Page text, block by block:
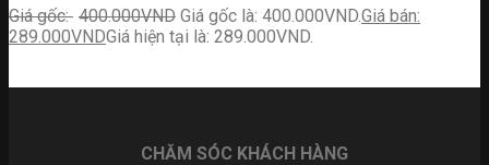
400.000VND Giá gốc là: 400.000VND.
289.000VNDGiá hiện tại là: 289.000VND.
CHĂM SÓC KHÁCH HÀNG